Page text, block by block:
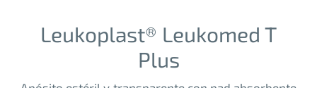
Leukoplast® Leukomed T
Plus